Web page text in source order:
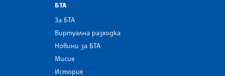
БТА
За БТА
Виртуална разходка
Новини за БТА
Мисия
История